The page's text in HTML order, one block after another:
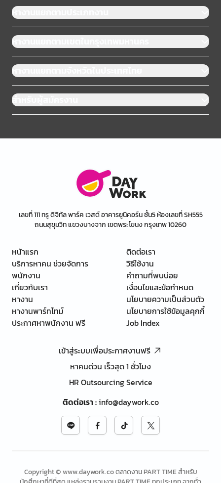
หางานแยกตามประเภทงาน
หางานแยกตามเขตในกรุงเทพมหานคร
หางานแยกตามจังหวัดในประเทศไทย
สำหรับผู้สมัครงาน
เลขที่ 111 ทรู ดิจิทัล พาร์ค เวสต์ อาคารยูนิคอร์น ชั้น5 ห้องเลขที่ SH555
ถนนสุขุมวิท แขวงบางจาก เขตพระโขนง กรุงเทพ 10260
หน้าแรก
บริการหาคน ช่วยจัดการ
พนักงาน
เกี่ยวกับเรา
หางาน
หางานพาร์ทไทม์
ประกาศหาพนักงาน ฟรี
ติดต่อเรา
วิธีใช้งาน
คำถามที่พบบ่อย
เงื่อนไขและข้อกำหนด
นโยบายความเป็นส่วนตัว
นโยบายการใช้ข้อมูลคุกกี้
Job Index
เข้าสู่ระบบเพื่อประกาศงานฟรี
หาคนด่วน เร็วสุด 1 ชั่วโมง
HR Outsourcing Service
ติดต่อเรา:info@daywork.co
Copyright © www.daywork.co ตลาดงาน PART TIME สำหรับ